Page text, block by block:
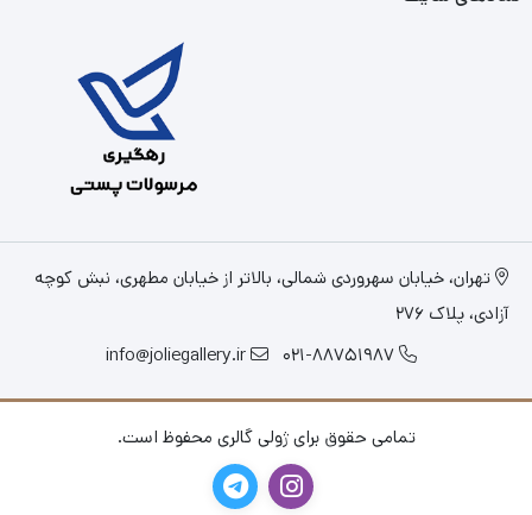
تهران، خیابان سهروردی شمالی، بالاتر از خیابان مطهری، نبش کوچه
آزادی، پلاک 276
021-88751987
info@joliegallery.ir
تمامی حقوق برای ژولی گالری محفوظ است.